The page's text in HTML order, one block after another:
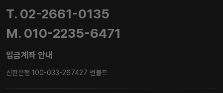
T. 02-2661-0135
M. 010-2235-6471
입금계좌 안내
신한은행 100-033-267427 썬볼트